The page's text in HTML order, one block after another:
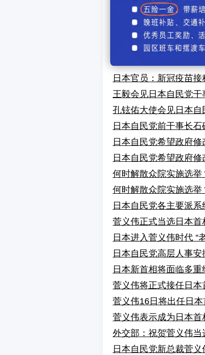
下一篇新闻： 日本
【
日本官员：新冠疫苗
王毅会见日本自民党干
孔铉佑大使会见日本
日本自民党前干事长石
日本自民党希望政府
日本自民党希望政府
何时解散众院实施选
何时解散众院实施选
日本自民党各主要派
菅义伟正式当选日本首
日本进入菅义伟时代 “
日本自民党高层人事安
日本新首相将面临多重
菅义伟将正式接任日
菅义伟16日将出任日
菅义伟表示成为日本
外交部：祝贺菅义伟
日本自民党新总裁菅